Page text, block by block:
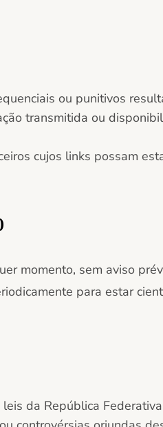
ou punitivos
transmitida ou
cujos links possam
momento, sem aviso
para estar
da República